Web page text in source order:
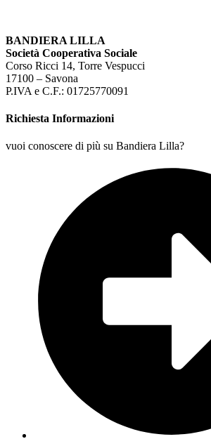
BANDIERA LILLA
Società Cooperativa Sociale
Corso Ricci 14, Torre Vespucci
17100 – Savona
P.IVA e C.F.: 01725770091
Richiesta Informazioni
vuoi conoscere di più su Bandiera Lilla?